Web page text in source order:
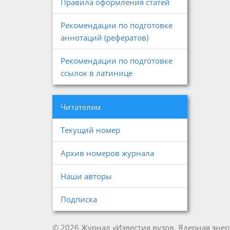
Правила оформления статей
Рекомендации по подготовке
аннотаций (рефератов)
Рекомендации по подготовке
ссылок в латинице
Читателям
Текущий номер
Архив номеров журнала
Наши авторы
Подписка
© 2026 Журнал «Известия вузов. Ядерная